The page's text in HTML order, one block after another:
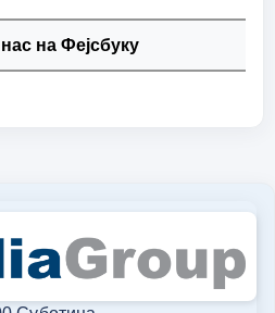
на Фејсбуку